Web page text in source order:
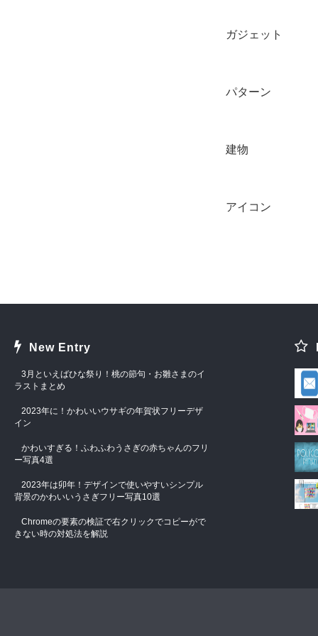
ガジェット
パターン
建物
アイコン
New Entry
3月といえばひな祭り！桃の節句・お雛さまのイ
ラストまとめ
2023年に！かわいいウサギの年賀状フリーデザ
イン
かわいすぎる！ふわふわうさぎの赤ちゃんのフリ
ー写真4選
2023年は卯年！デザインで使いやすいシンプル
背景のかわいいうさぎフリー写真10選
Chromeの要素の検証で右クリックでコピーがで
きない時の対処法を解説